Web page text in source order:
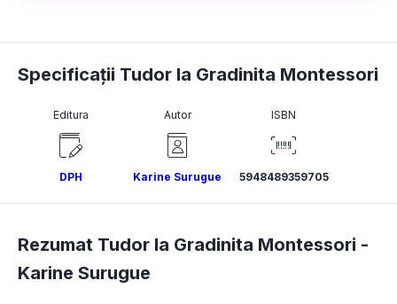
Specificații Tudor la Gradinita Montessori
Editura
DPH
Autor
Karine Surugue
ISBN
5948489359705
Rezumat Tudor la Gradinita Montessori -
Karine Surugue